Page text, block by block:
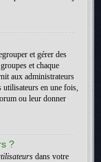
et gérer des
et chaque
aux administrateurs
utilisateurs en une fois,
ou leur donner
?
dans votre